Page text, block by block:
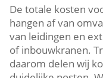
De totale kosten
hangen af van
van leidingen en
of inbouwkranen.
daarom delen wij